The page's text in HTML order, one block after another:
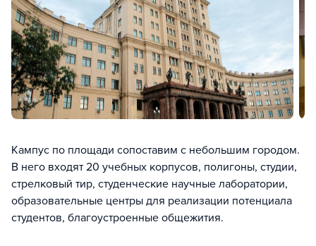
Кампус по площади сопоставим с небольшим городом.
В него входят 20 учебных корпусов, полигоны, студии,
стрелковый тир, студенческие научные лаборатории,
образовательные центры для реализации потенциала
студентов, благоустроенные общежития.